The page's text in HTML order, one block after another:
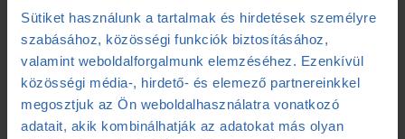
Sütiket használunk a tartalmak és hirdetések személyre
szabásához, közösségi funkciók biztosításához,
valamint weboldalforgalmunk elemzéséhez. Ezenkívül
közösségi média-, hirdető- és elemező partnereinkkel
megosztjuk az Ön weboldalhasználatra vonatkozó
adatait, akik kombinálhatják az adatokat más olyan
futóedzés futótechnika gazdaságosság
gyógytorna intervall kerékpár laktát
laktátmérés MLSS nutrium Prémium